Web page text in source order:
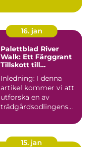
pa...
16. jan
Palettblad River
Walk: Ett Färggrant
Tillskott till
Inledning: I denna
artikel kommer vi att
utforska en av
trädgårdsodlingens
Palet...
15. jan